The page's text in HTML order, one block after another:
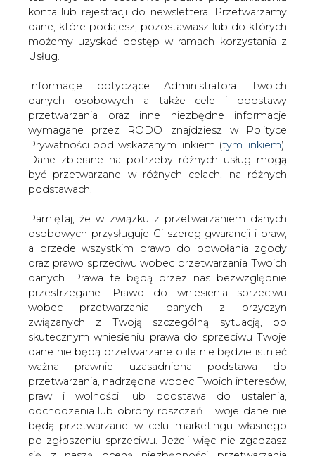
konta lub rejestracji do newslettera. Przetwarzamy
dane, które podajesz, pozostawiasz lub do których
możemy uzyskać dostęp w ramach korzystania z
Usług.
Informacje dotyczące Administratora Twoich
danych osobowych a także cele i podstawy
przetwarzania oraz inne niezbędne informacje
wymagane przez RODO znajdziesz w Polityce
Prywatności pod wskazanym linkiem (tym linkiem).
Dane zbierane na potrzeby różnych usług mogą
być przetwarzane w różnych celach, na różnych
podstawach.
Pamiętaj, że w związku z przetwarzaniem danych
osobowych przysługuje Ci szereg gwarancji i praw,
a przede wszystkim prawo do odwołania zgody
oraz prawo sprzeciwu wobec przetwarzania Twoich
danych. Prawa te będą przez nas bezwzględnie
przestrzegane. Prawo do wniesienia sprzeciwu
wobec przetwarzania danych z przyczyn
związanych z Twoją szczególną sytuacją, po
skutecznym wniesieniu prawa do sprzeciwu Twoje
dane nie będą przetwarzane o ile nie będzie istnieć
ważna prawnie uzasadniona podstawa do
przetwarzania, nadrzędna wobec Twoich interesów,
praw i wolności lub podstawa do ustalenia,
dochodzenia lub obrony roszczeń. Twoje dane nie
będą przetwarzane w celu marketingu własnego
po zgłoszeniu sprzeciwu. Jeżeli więc nie zgadzasz
Strona główna
SERWIS INFORMACYJNY CIRE
/ Kradzieże energii.
2002-04-23 00:00
skomentuj
udostępnij:
Kradzieże energii.
BYTÓW: Jak podaje "Głos Pomorza"
energię kradną zarówno biedni, jak i
bogaci. Są to ludzie niemal wszystkich
zawodów, nawet na wysokich
stanowiskach.
Jan Urban, kierownik obrotu Rejonu Energetycznego,
powiedział, że kradzieże najczęściej dokonywane są na
wsi. Dopuszacza się ich około 10 na 1000 odbiorców
stusując najrozmaitsze sposoby, od prostych obejść do
skomplikowanych instalacji. Złodzei nie odstraszają nawet
wysokie kary, które w rejonie bytowskim wahają się od 2
do 42 tys. złotych. Jak dodaje Stanisław Knop, kierownik